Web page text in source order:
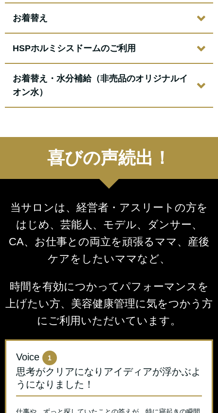
お着替え
HSPホルミシスドームのご利用
お着替え・水分補給（非売品のオリジナルイ
オン水）
喜びの声続出！
当サロンは、経営者・アスリートの方を
はじめ、芸能人、モデル、ダンサー、
CA、お仕事との両立を頑張るママ、産後
ケアをしたいママなど、
時間を有効につかってパフォーマンスを
上げたい方、美容健康管理に気をつかう方
にご利用いただいています。
Voice 1
思考がクリアになりアイディアが浮かぶよ
うになりました！